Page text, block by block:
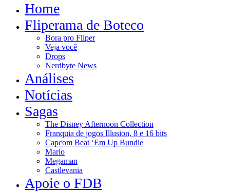
Home
Fliperama de Boteco
Bora pro Fliper
Veja você
Drops
Nerdbyte News
Análises
Notícias
Sagas
The Disney Afternoon Collection
Franquia de jogos Illusion, 8 e 16 bits
Capcom Beat ‘Em Up Bundle
Mario
Megaman
Castlevania
Apoie o FDB